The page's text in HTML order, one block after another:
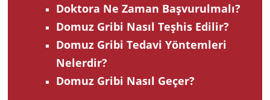
Doktora Ne Zaman Başvurulmalı?
Domuz Gribi Nasıl Teşhis Edilir?
Domuz Gribi Tedavi Yöntemleri
Nelerdir?
Domuz Gribi Nasıl Geçer?